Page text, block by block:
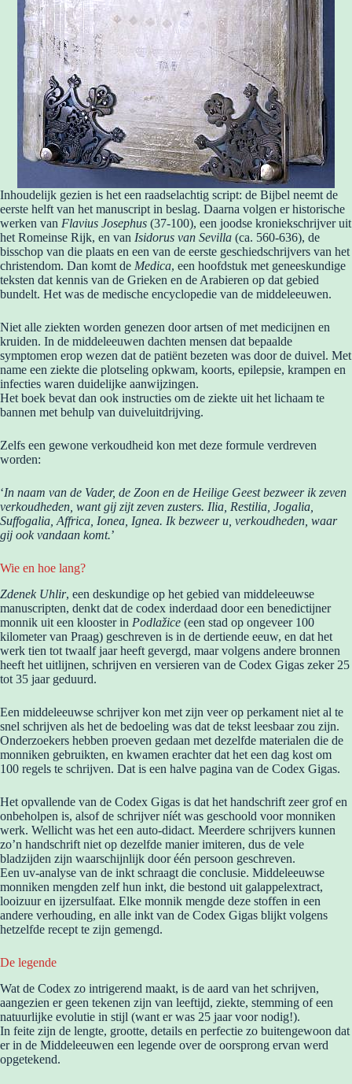
Inhoudelijk gezien is het een raadselachtig script: de Bijbel neemt de
eerste helft van het manuscript in beslag. Daarna volgen er historische
werken van Flavius Josephus (37-100), een joodse kroniekschrijver uit
het Romeinse Rijk, en van Isidorus van Sevilla (ca. 560-636), de
bisschop van die plaats en een van de eerste geschiedschrijvers van het
christendom. Dan komt de Medica, een hoofdstuk met geneeskundige
teksten dat kennis van de Grieken en de Arabieren op dat gebied
bundelt. Het was de medische encyclopedie van de middeleeuwen.
Niet alle ziekten worden genezen door artsen of met medicijnen en
kruiden. In de middeleeuwen dachten mensen dat bepaalde
symptomen erop wezen dat de patiënt bezeten was door de duivel. Met
name een ziekte die plotseling opkwam, koorts, epilepsie, krampen en
infecties waren duidelijke aanwijzingen.
Het boek bevat dan ook instructies om de ziekte uit het lichaam te
bannen met behulp van duiveluitdrijving.
Zelfs een gewone verkoudheid kon met deze formule verdreven
worden:
‘In naam van de Vader, de Zoon en de Heilige Geest bezweer ik zeven
verkoudheden, want gij zijt zeven zusters. Ilia, Restilia, Jogalia,
Suffogalia, Affrica, Ionea, Ignea. Ik bezweer u, verkoudheden, waar
gij ook vandaan komt.’
Wie en hoe lang?
Zdenek Uhlir, een deskundige op het gebied van middeleeuwse
manuscripten, denkt dat de codex inderdaad door een benedictijner
monnik uit een klooster in Podlažice (een stad op ongeveer 100
kilometer van Praag) geschreven is in de dertiende eeuw, en dat het
werk tien tot twaalf jaar heeft gevergd, maar volgens andere bronnen
heeft het uitlijnen, schrijven en versieren van de Codex Gigas zeker 25
tot 35 jaar geduurd.
Een middeleeuwse schrijver kon met zijn veer op perkament niet al te
snel schrijven als het de bedoeling was dat de tekst leesbaar zou zijn.
Onderzoekers hebben proeven gedaan met dezelfde materialen die de
monniken gebruikten, en kwamen erachter dat het een dag kost om
100 regels te schrijven. Dat is een halve pagina van de Codex Gigas.
Het opvallende van de Codex Gigas is dat het handschrift zeer grof en
onbeholpen is, alsof de schrijver níét was geschoold voor monniken
werk. Wellicht was het een auto-didact. Meerdere schrijvers kunnen
zo’n handschrift niet op dezelfde manier imiteren, dus de vele
bladzijden zijn waarschijnlijk door één persoon geschreven.
Een uv-analyse van de inkt schraagt die conclusie. Middeleeuwse
monniken mengden zelf hun inkt, die bestond uit galappelextract,
looizuur en ijzersulfaat. Elke monnik mengde deze stoffen in een
andere verhouding, en alle inkt van de Codex Gigas blijkt volgens
hetzelfde recept te zijn gemengd.
De legende
Wat de Codex zo intrigerend maakt, is de aard van het schrijven,
aangezien er geen tekenen zijn van leeftijd, ziekte, stemming of een
natuurlijke evolutie in stijl (want er was 25 jaar voor nodig!).
In feite zijn de lengte, grootte, details en perfectie zo buitengewoon dat
er in de Middeleeuwen een legende over de oorsprong ervan werd
opgetekend.